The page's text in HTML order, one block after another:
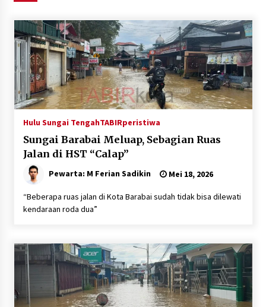
HUT ke-51, Indocement Perkuat Inovasi dan
Keberlanjutan Masa Depan Lebih Hijau
Agustus 6, 2026
Hari Kedua Kaji Tiru di DIY, Bupati Barito Utara
Pimpin Kunker ke Pemkab Gunung Kidul
Agustus 5, 2026
Eksekusi Putusan PN, Kejari Kotabaru Setor
PNBP 400 Juta dari Kasus Tambang Ilegal
Agustus 5, 2026
Hadiri Forum Komunikasi dan Kemitraan BPJS,
Sekda Tapin Komitmen Tingkatkan Layanan
Kejari HST Musnahkan Barang Bukti 27 Perkara
Inkracht van Gewisjde
Agustus 4, 2026
Hulu Sungai TengahTABIRperistiwa
Sungai Barabai Meluap, Sebagian Ruas
Jalan di HST “Calap”
Pewarta: M Ferian Sadikin Mei 18, 2026
“Beberapa ruas jalan di Kota Barabai sudah tidak bisa dilewati
kendaraan roda dua”